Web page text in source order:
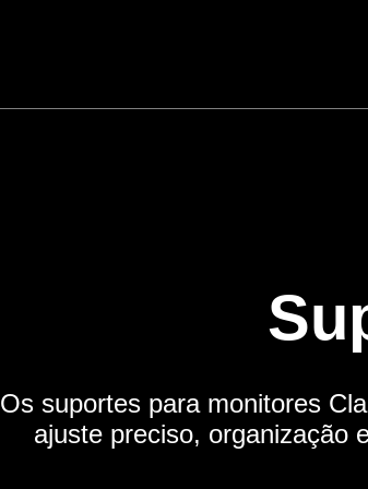
Os suportes para monitores
ajuste preciso, organização